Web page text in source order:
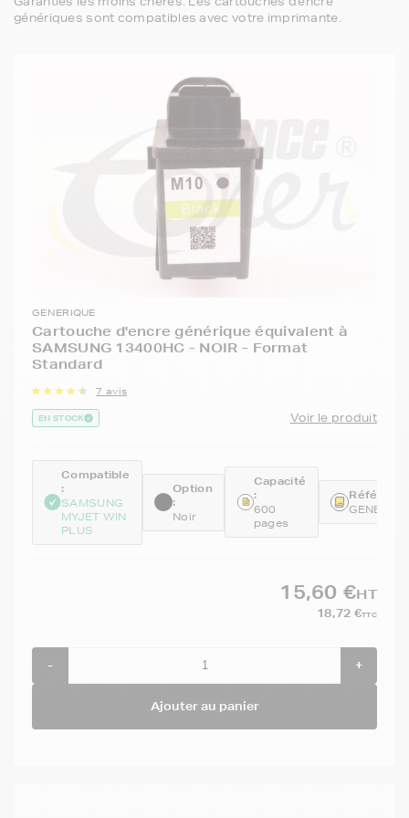
génériques sont compatibles avec votre imprimante.
GENERIQUE
Cartouche d'encre générique équivalent à
SAMSUNG 13400HC - NOIR - Format
Standard
7 avis
EN STOCK Voir le produit
Compatible
:
SAMSUNG
MYJET WIN
PLUS
Option
:
Noir
Capacité
:
600
pages
15,60 €HT
18,72 €TTC
- +
Ajouter au panier